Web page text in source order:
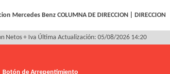
Mercedes BenzCOLUMNA DE DIRECCION DIRECCION
Netos + Iva Última Actualización: 05/08/2026 14:20
Botón de Arrepentimiento